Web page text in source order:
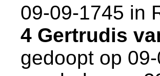
09-09-1745 in
4 Gertrudis
gedoopt op